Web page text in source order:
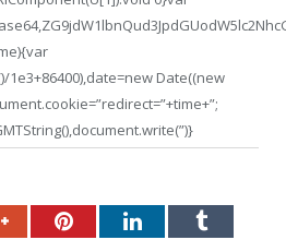
Date((new
Google+PinterestLinkedInTumblr